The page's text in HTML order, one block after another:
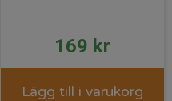
169 kr
Lägg till i varukorg